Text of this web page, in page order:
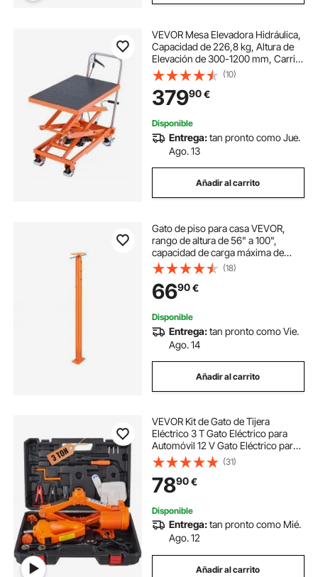
VEVOR Mesa Elevadora Hidráulica,
Capacidad de 226,8 kg, Altura de
Elevación de 300-1200 mm, Carrito
de Mesa Elevadora de Tijera Doble
con 4 Ruedas y Almohadilla
Antideslizante para Manipulación
(10)
37990€
Disponible
Entrega:tan pronto como Jue.
Ago. 13
Añadir al carrito
Gato de piso para casa VEVOR,
rango de altura de 56" a 100",
capacidad de carga máxima de
18000 lb, poste de gato de sótano
con viga de soporte ajustable para
nivelación, gato telescópico de
acero con soporte de elevación
para soporte temporal
(18)
6690€
Disponible
Entrega:tan pronto como Vie.
Ago. 14
Añadir al carrito
VEVOR Kit de Gato de Tijera
Eléctrico 3 T Gato Eléctrico para
Automóvil 12 V Gato Eléctrico para
Coche Elevador Eléctrico Coche
con Cable de Alimentación de 3,5
m para Sedanes SUV o Cualquier
Vehículo
(31)
7890€
Disponible
Entrega:tan pronto como Mié.
Ago. 12
Añadir al carrito